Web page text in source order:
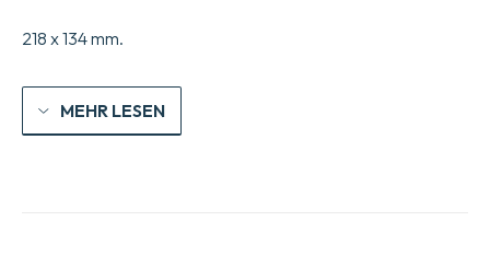
218 x 134 mm.
MEHR LESEN